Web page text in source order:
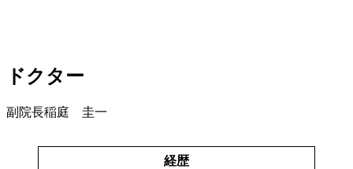
ドクター
副院長稲庭 圭一
経歴